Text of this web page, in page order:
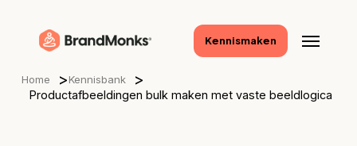
Kennismaken
Home >Kennisbank >
Productafbeeldingen bulk maken met vaste beeldlogica